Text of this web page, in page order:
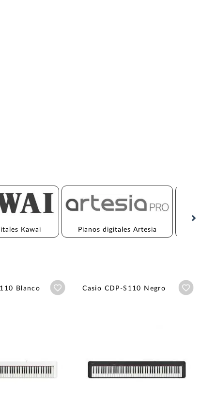
Kawai Pianos digitales Artesia
Blanco Añadir a wishlist
Casio CDP-S110 Negro